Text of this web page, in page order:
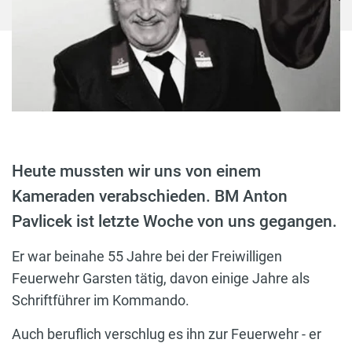
Heute mussten wir uns von einem
Kameraden verabschieden. BM Anton
Pavlicek ist letzte Woche von uns gegangen.
Er war beinahe 55 Jahre bei der Freiwilligen
Feuerwehr Garsten tätig, davon einige Jahre als
Schriftführer im Kommando.
Auch beruflich verschlug es ihn zur Feuerwehr - er